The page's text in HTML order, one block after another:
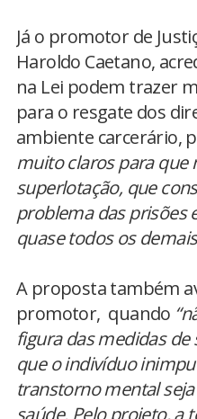
Já o promotor de
Haroldo Caetano,
na Lei podem trazer
para o resgate dos
ambiente carcerário,
muito claros para que
superlotação, que
problema das prisões
quase todos os
A proposta também
promotor, quando
figura das medidas
que o indivíduo
transtorno mental